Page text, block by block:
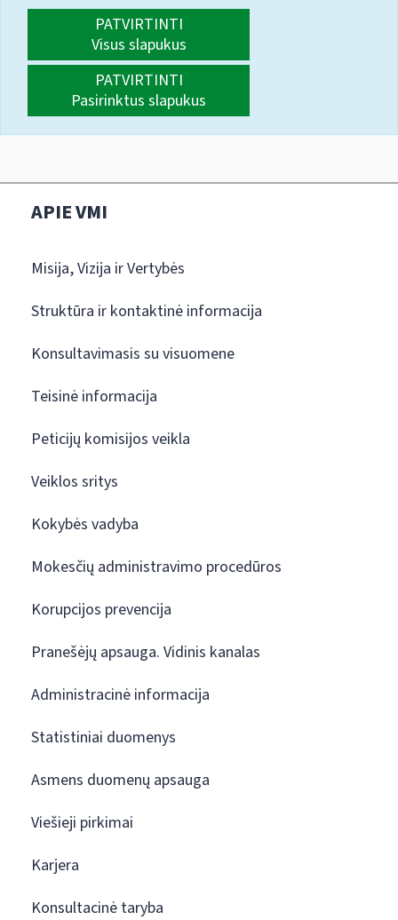
PATVIRTINTI
Visus slapukus
PATVIRTINTI
Pasirinktus slapukus
APIE VMI
Misija, Vizija ir Vertybės
Struktūra ir kontaktinė informacija
Konsultavimasis su visuomene
Teisinė informacija
Peticijų komisijos veikla
Veiklos sritys
Kokybės vadyba
Mokesčių administravimo procedūros
Korupcijos prevencija
Pranešėjų apsauga. Vidinis kanalas
Administracinė informacija
Statistiniai duomenys
Asmens duomenų apsauga
Viešieji pirkimai
Karjera
Konsultacinė taryba